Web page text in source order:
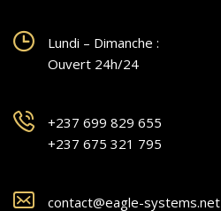
Lundi – Dimanche :
Ouvert 24h/24
+237 699 829 655
+237 675 321 795
contact@eagle-systems.net